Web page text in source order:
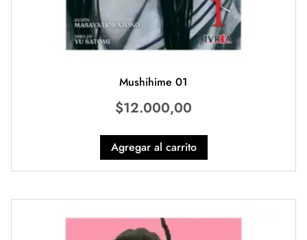
Mushihime 01
$12.000,00
Agregar al carrito